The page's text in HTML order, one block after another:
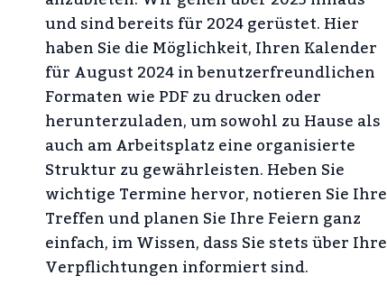
und sind bereits für 2024 gerüstet. Hier
haben Sie die Möglichkeit, Ihren Kalender
für August 2024 in benutzerfreundlichen
Formaten wie PDF zu drucken oder
herunterzuladen, um sowohl zu Hause als
auch am Arbeitsplatz eine organisierte
Struktur zu gewährleisten. Heben Sie
wichtige Termine hervor, notieren Sie Ihre
Treffen und planen Sie Ihre Feiern ganz
einfach, im Wissen, dass Sie stets über Ihre
Verpflichtungen informiert sind.